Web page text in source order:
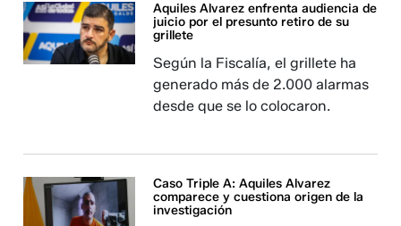
Aquiles Alvarez enfrenta audiencia de
juicio por el presunto retiro de su
grillete
Según la Fiscalía, el grillete ha
generado más de 2.000 alarmas
desde que se lo colocaron.
Caso Triple A: Aquiles Alvarez
comparece y cuestiona origen de la
investigación